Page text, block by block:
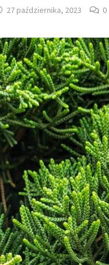
27 października, 2023 0